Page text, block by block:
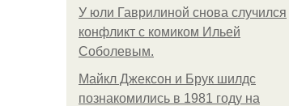
У юли Гаврилиной снова случился
конфликт с комиком Ильей
Соболевым.
Майкл Джексон и Брук шилдс
познакомились в 1981 году на